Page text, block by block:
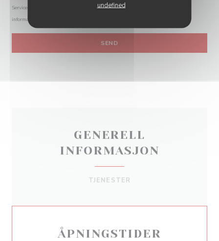
undefined
Service at
. US residents can register at
information about how we process your data, please see our
GENERELL
INFORMASJON
TJENESTER
ÅPNINGSTIDER